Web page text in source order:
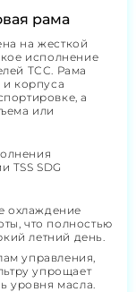
рама
на жесткой
исполнение
ТСС. Рама
и корпуса
а
или
TSS SDG
охлаждение
что полностью
летний день.
управления,
упрощает
уровня масла.